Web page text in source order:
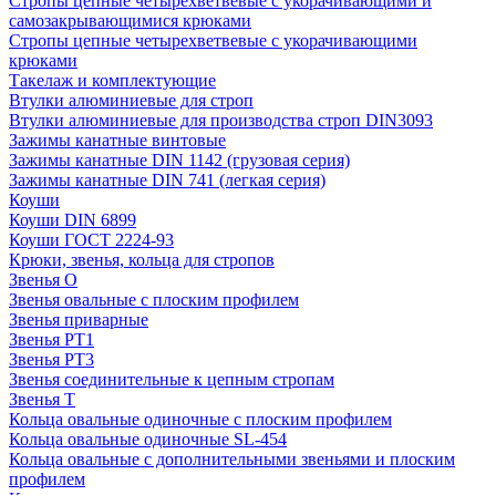
самозакрывающимися крюками
Стропы цепные четырехветвевые с укорачивающими
крюками
Такелаж и комплектующие
Втулки алюминиевые для строп
Втулки алюминиевые для производства строп DIN3093
Зажимы канатные винтовые
Зажимы канатные DIN 1142 (грузовая серия)
Зажимы канатные DIN 741 (легкая серия)
Коуши
Коуши DIN 6899
Коуши ГОСТ 2224-93
Крюки, звенья, кольца для стропов
Звенья О
Звенья овальные с плоским профилем
Звенья приварные
Звенья РТ1
Звенья РТ3
Звенья соединительные к цепным стропам
Звенья Т
Кольца овальные одиночные c плоским профилем
Кольца овальные одиночные SL-454
Кольца овальные с дополнительными звеньями и плоским
профилем